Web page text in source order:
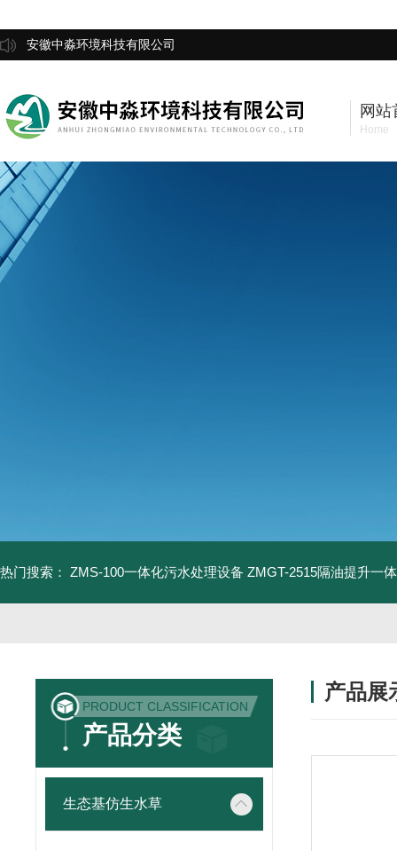
安徽中淼环境科技有限公司
网站
Home
热门搜索： ZMS-100一体化污水处理设备 ZMGT-2515隔油提升一
PRODUCT CLASSIFICATION
产品分类
生态基仿生水草
产品展